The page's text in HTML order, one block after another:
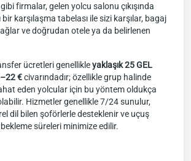
firmalar, gelen yolcu salonu çıkışında
bir karşılaşma tabelası ile sizi karşılar, bagaj
ve doğrudan otele ya da belirlenen
ücretleri genellikleyaklaşık 25 GEL
€civarındadır; özellikle grup halinde
eden yolcular için bu yöntem oldukça
Hizmetler genellikle 7/24 sunulur,
dil bilen şoförlerle desteklenir ve uçuş
süreleri minimize edilir.